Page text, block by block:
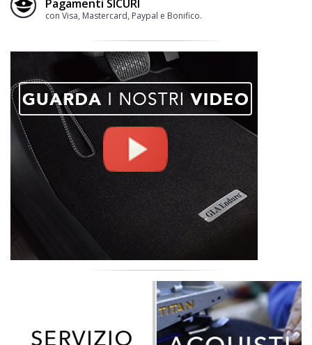
Pagamenti SICURI
con Visa, Mastercard, Paypal e Bonifico.